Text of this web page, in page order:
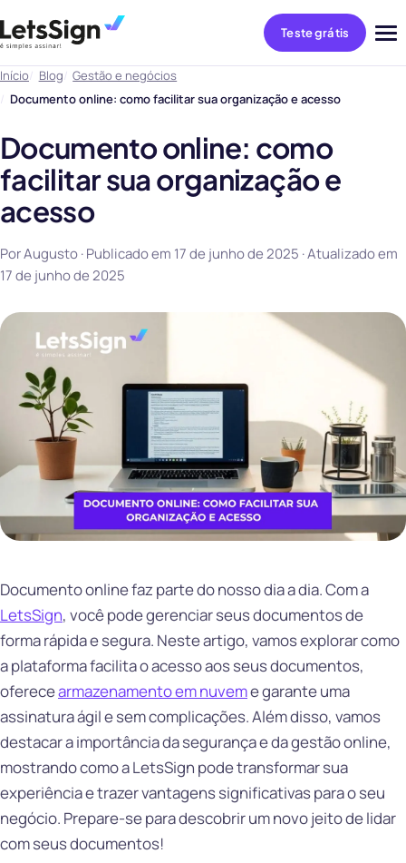
Teste grátis
Início Blog
Gestão e negócios
Documento online: como facilitar sua organização e acesso
Documento online: como
facilitar sua organização e
acesso
Por Augusto · Publicado em 17 de junho de 2025 · Atualizado em
17 de junho de 2025
Documento online faz parte do nosso dia a dia. Com a
LetsSign, você pode gerenciar seus documentos de
forma rápida e segura. Neste artigo, vamos explorar como
a plataforma facilita o acesso aos seus documentos,
oferecearmazenamento em nuveme garante uma
assinatura ágil e sem complicações. Além disso, vamos
destacar a importância da segurança e da gestão online,
mostrando como a LetsSign pode transformar sua
experiência e trazer vantagens significativas para o seu
negócio. Prepare-se para descobrir um novo jeito de lidar
com seus documentos!